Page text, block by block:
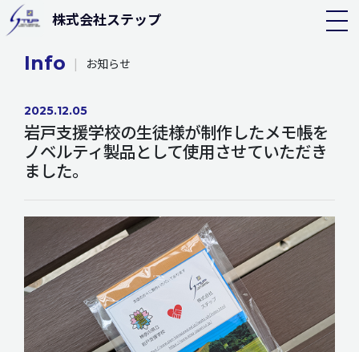
株式会社ステップ
Info | お知らせ
2025.12.05
岩戸支援学校の生徒様が制作したメモ帳を
ノベルティ製品として使用させていただき
ました。